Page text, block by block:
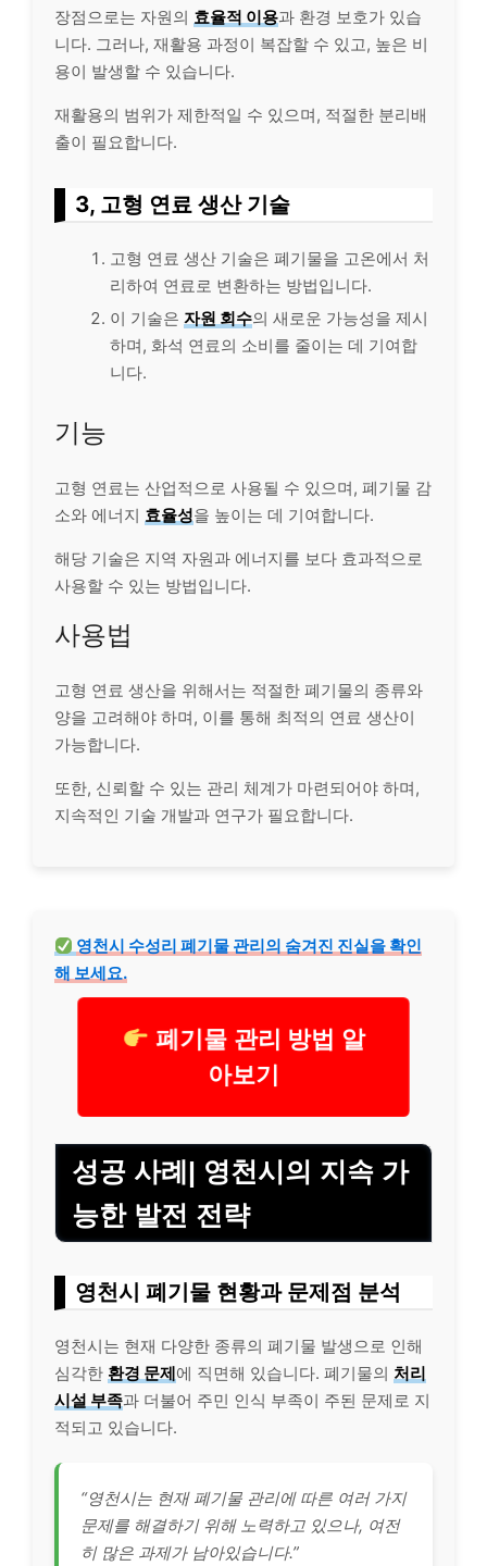
장점으로는 자원의 효율적 이용과 환경 보호가 있습
니다. 그러나, 재활용 과정이 복잡할 수 있고, 높은 비
용이 발생할 수 있습니다.
재활용의 범위가 제한적일 수 있으며, 적절한 분리배
출이 필요합니다.
3, 고형 연료 생산 기술
고형 연료 생산 기술은 폐기물을 고온에서 처
리하여 연료로 변환하는 방법입니다.
이 기술은 자원 회수의 새로운 가능성을 제시
하며, 화석 연료의 소비를 줄이는 데 기여합
니다.
기능
고형 연료는 산업적으로 사용될 수 있으며, 폐기물 감
소와 에너지 효율성을 높이는 데 기여합니다.
해당 기술은 지역 자원과 에너지를 보다 효과적으로
사용할 수 있는 방법입니다.
사용법
고형 연료 생산을 위해서는 적절한 폐기물의 종류와
양을 고려해야 하며, 이를 통해 최적의 연료 생산이
가능합니다.
또한, 신뢰할 수 있는 관리 체계가 마련되어야 하며,
지속적인 기술 개발과 연구가 필요합니다.
영천시 수성리 폐기물 관리의 숨겨진 진실을 확인
해 보세요.
폐기물 관리 방법 알
아보기
성공 사례| 영천시의 지속 가
능한 발전 전략
영천시 폐기물 현황과 문제점 분석
영천시는 현재 다양한 종류의 폐기물 발생으로 인해
심각한 환경 문제에 직면해 있습니다. 폐기물의 처리
시설 부족과 더불어 주민 인식 부족이 주된 문제로 지
적되고 있습니다.
“영천시는 현재 폐기물 관리에 따른 여러 가지
문제를 해결하기 위해 노력하고 있으나, 여전
히 많은 과제가 남아있습니다.”